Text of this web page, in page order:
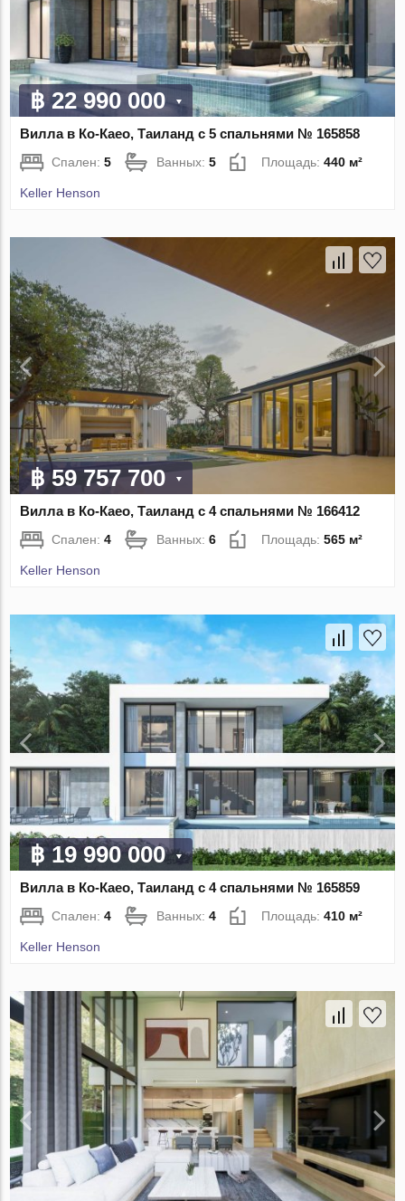
฿ 22 990 000
Вилла в Ко-Каео, Таиланд с 5 спальнями № 165858
Спален:5 Ванных:5 Площадь:440 м²
Keller Henson
฿ 59 757 700
Вилла в Ко-Каео, Таиланд с 4 спальнями № 166412
Спален:4 Ванных:6 Площадь:565 м²
Keller Henson
฿ 19 990 000
Вилла в Ко-Каео, Таиланд с 4 спальнями № 165859
Спален:4 Ванных:4 Площадь:410 м²
Keller Henson